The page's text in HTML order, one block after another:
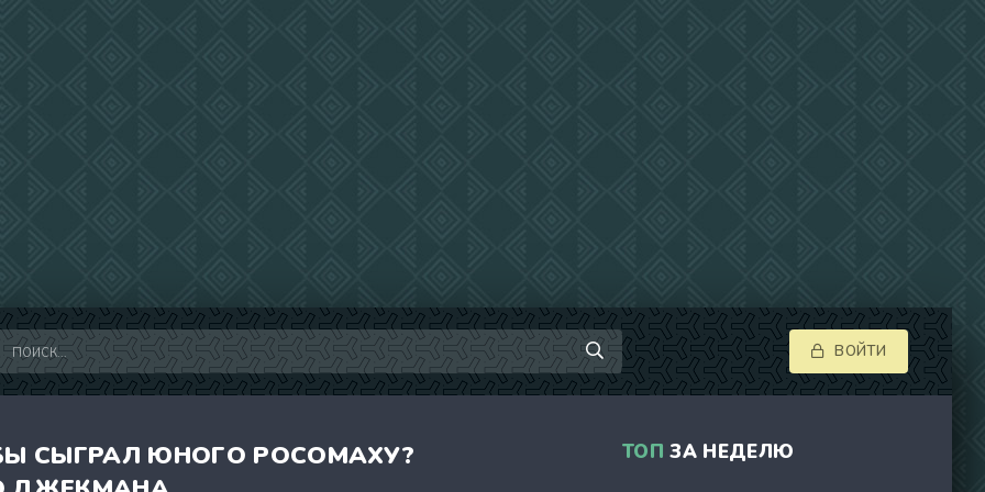
ВОЙТИ
СЫГРАЛ ЮНОГО РОСОМАХУ?
ТОП ЗА НЕДЕЛЮ